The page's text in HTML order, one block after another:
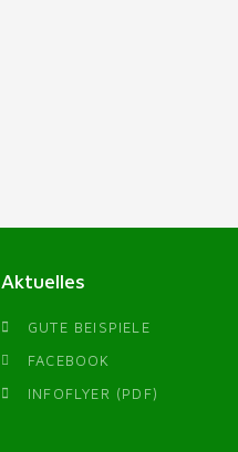
Aktuelles
GUTE BEISPIELE
FACEBOOK
INFOFLYER (PDF)